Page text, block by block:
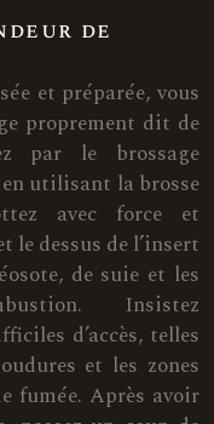
de
et préparée, vous
proprement dit de
par le brossage
utilisant la brosse
avec force et
le dessus de l’insert
de suie et les
Insistez
d’accès, telles
et les zones
fumée. Après avoir